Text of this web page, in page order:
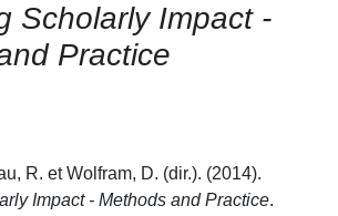
Scholarly Impact -
Practice
R. et Wolfram, D. (dir.). (2014).
Impact - Methods and Practice.